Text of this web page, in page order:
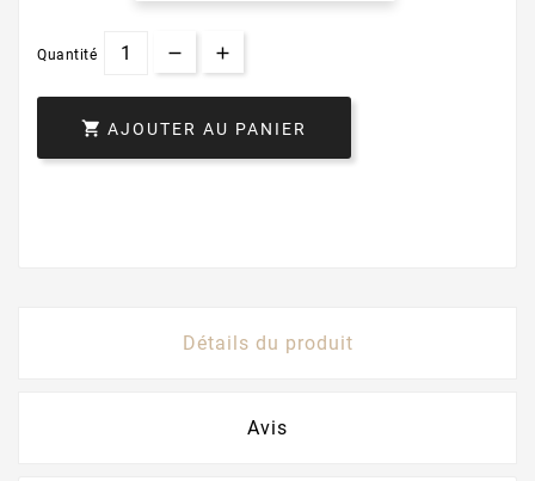
Quantité
 AJOUTER AU PANIER
Détails du produit
Avis